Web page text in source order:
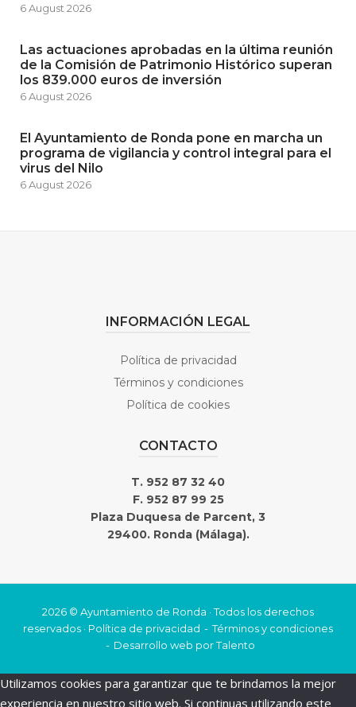
6 August 2026
Las actuaciones aprobadas en la última reunión
de la Comisión de Patrimonio Histórico superan
los 839.000 euros de inversión
6 August 2026
El Ayuntamiento de Ronda pone en marcha un
programa de vigilancia y control integral para el
virus del Nilo
6 August 2026
INFORMACIÓN LEGAL
Política de privacidad
Términos y condiciones
Política de cookies
CONTACTO
T. 952 87 32 40
F. 952 87 99 25
Plaza Duquesa de Parcent, 3
29400. Ronda (Málaga).
2026 © Ayuntamiento de Ronda · Todos los derechos
reservados · Política de privacidad
Términos y condiciones
Desarrollo web porTalento
Utilizamos cookies para garantizar que te brindamos la mejor
experiencia en nuestro sitio web. Si continuas utilizando este